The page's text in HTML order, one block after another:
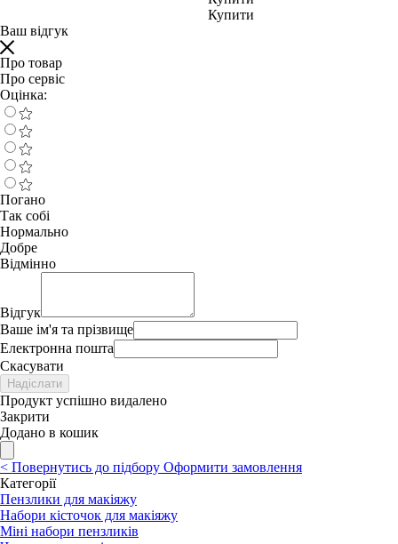
Купити
Ваш відгук
Про товар
Про сервіс
Оцінка:
Погано
Так собі
Нормально
Добре
Відмінно
Відгук
Ваше ім'я та прізвище
Електронна пошта
Скасувати
Надіслати
Продукт успішно видалено
Закрити
Додано в кошик
< Повернутись до підбору Оформити замовлення
Категорії
Пензлики для макіяжу
Набори кісточок для макіяжу
Міні набори пензликів